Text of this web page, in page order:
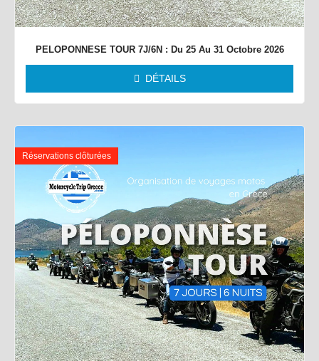
PELOPONNESE TOUR 7J/6N : Du 25 Au 31 Octobre 2026
DÉTAILS
Réservations clôturées